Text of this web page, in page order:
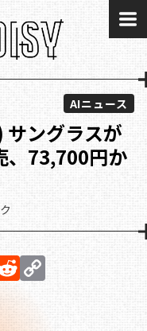
AIニュース
ングラスが
、73,700円か
R
e
d